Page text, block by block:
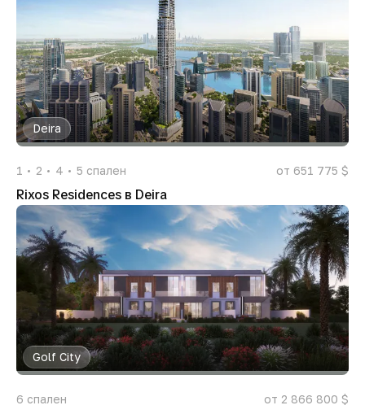
Deira
1 2 4 5 спален от 651 775 $
Rixos Residences в Deira
Golf City
6 спален от 2 866 800 $